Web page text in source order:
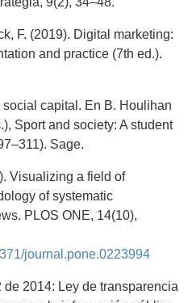
F. (2019). Digital marketing:
and practice (7th ed.).
capital. En B. Houlihan
Sport and society: A student
Sage.
Visualizing a field of
of systematic
PLOS ONE, 14(10),
journal.pone.0223994
2014: Ley de transparencia